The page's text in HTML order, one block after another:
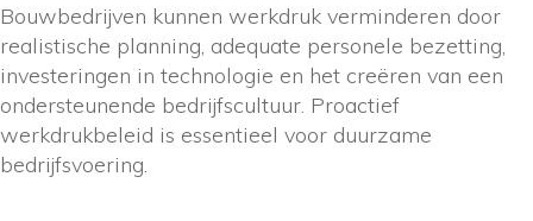
Bouwbedrijven kunnen werkdruk verminderen door
realistische planning, adequate personele bezetting,
investeringen in technologie en het creëren van een
ondersteunende bedrijfscultuur. Proactief
werkdrukbeleid is essentieel voor duurzame
bedrijfsvoering.